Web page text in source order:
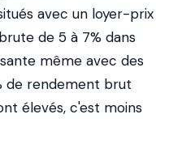
avec un loyer-prix
de 5 à 7% dans
même avec des
de rendement brut
élevés, c'est moins